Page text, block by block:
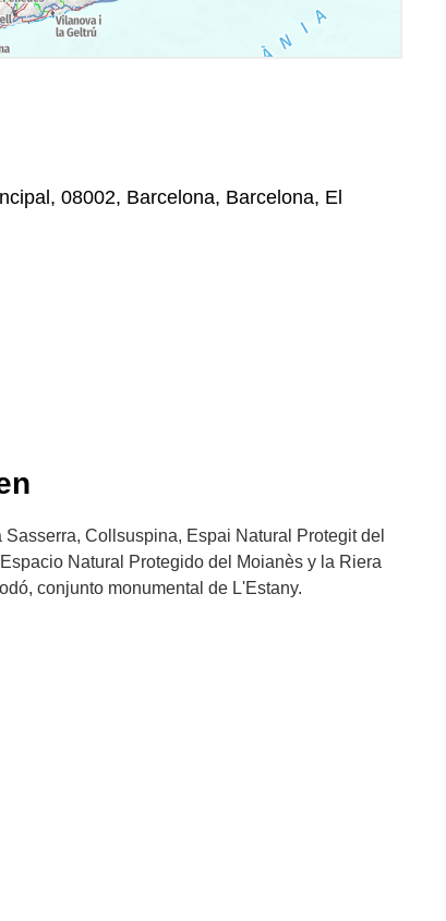
08002, Barcelona, Barcelona, El
Collsuspina, Espai Natural Protegit del
Natural Protegido del Moianès y la Riera
conjunto monumental de L'Estany.